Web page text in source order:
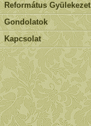
Református Gyülekezet
Gondolatok
Kapcsolat